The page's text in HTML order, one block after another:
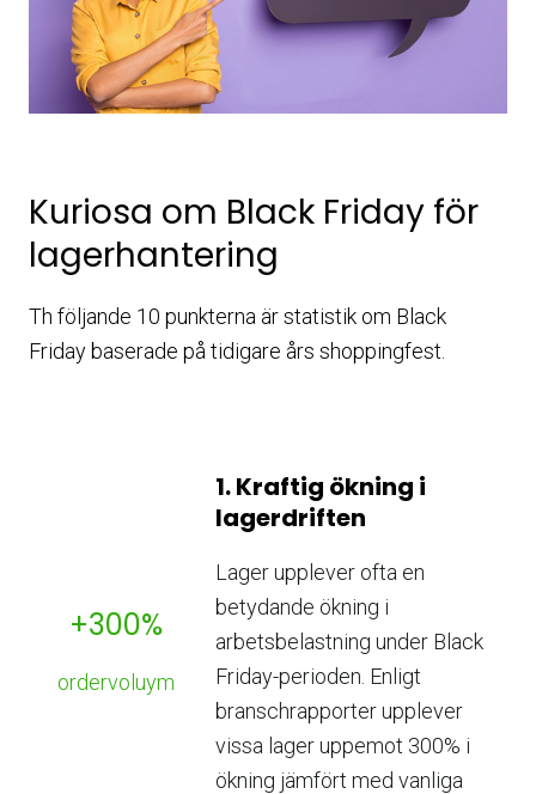
Kuriosa om Black Friday för
lagerhantering
Th följande 10 punkterna är statistik om Black
Friday baserade på tidigare års shoppingfest.
+300%
ordervoluym
1. Kraftig ökning i
lagerdriften
Lager upplever ofta en
betydande ökning i
arbetsbelastning under Black
Friday-perioden. Enligt
branschrapporter upplever
vissa lager uppemot 300% i
ökning jämfört med vanliga